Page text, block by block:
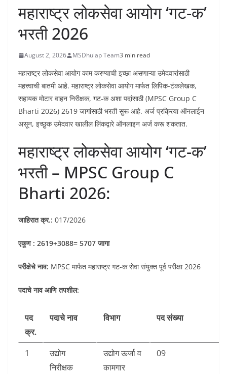
महाराष्ट्र लोकसेवा आयोग ‘गट-क’
भरती 2026
August 2, 2026 MSDhulap Team3 min read
महाराष्ट्र लोकसेवा आयोग काम करण्याची इच्छा असणाऱ्या उमेदवारांसाठी
महत्त्वाची बातमी आहे. महाराष्ट्र लोकसेवा आयोग मार्फत लिपिक-टंकलेखक,
सहायक मोटार वाहन निरीक्षक, गट-क अशा पदांसाठी (MPSC Group C
Bharti 2026) 2619 जागांसाठी भरती सुरू आहे. अर्ज प्रक्रिया ऑनलाईन
असून, इच्छुक उमेदवार खालील लिंकद्वारे ऑनलाइन अर्ज करू शकतात.
महाराष्ट्र लोकसेवा आयोग ‘गट-क’
भरती – MPSC Group C
Bharti 2026:
जाहिरात क्र.: 017/2026
एकूण : 2619+3088= 5707 जागा
परीक्षेचे नाव: MPSC मार्फत महाराष्ट्र गट-क सेवा संयुक्त पूर्व परीक्षा 2026
पदाचे नाव आणि तपशील:
पद
क्र.
पदाचे नाव विभाग पद संख्या
1
उद्योग
निरीक्षक
उद्योग ऊर्जा व
कामगार
09